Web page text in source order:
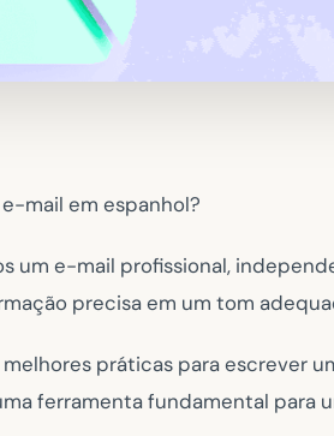
mail em espanhol?
um e-mail profissional,
precisa em um tom
práticas para escrever
ferramenta fundamental para